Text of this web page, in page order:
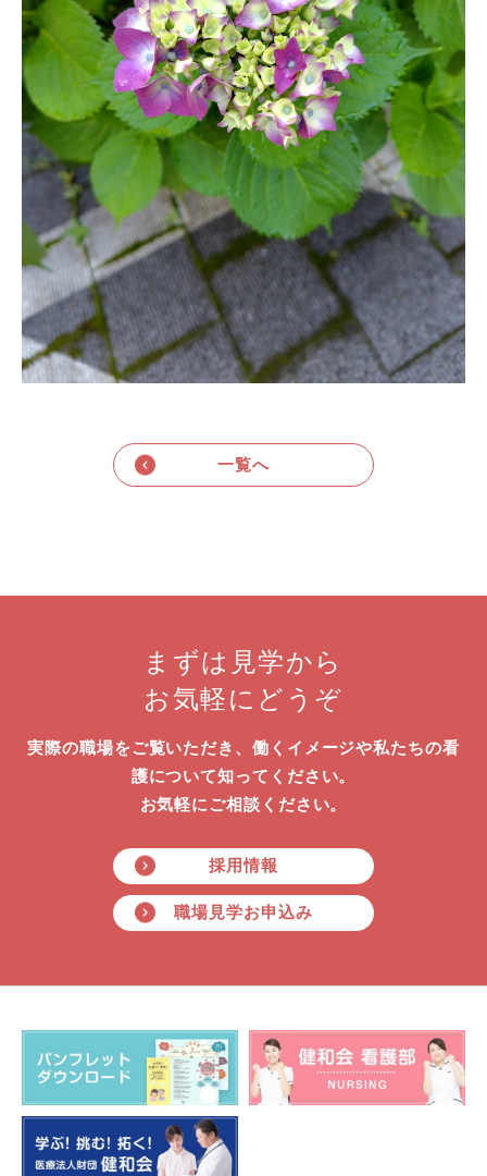
一覧へ
まずは見学から
お気軽にどうぞ
実際の職場をご覧いただき、働くイメージや私たちの看
護について知ってください。
お気軽にご相談ください。
採用情報
職場見学お申込み